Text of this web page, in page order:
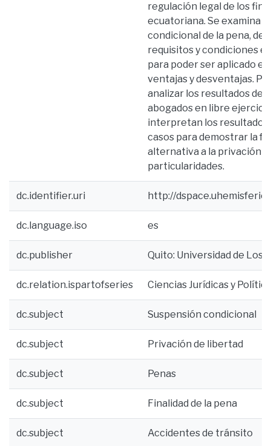
regulación legal de los
ecuatoriana. Se examina
condicional de la pena,
requisitos y condiciones
para poder ser aplicado
ventajas y desventajas.
analizar los resultados de
abogados en libre
interpretan los resultados
casos para demostrar la
alternativa a la privación
particularidades.
dc.identifier.uri http://
dc.language.iso es
dc.publisher Quito: Universidad de Los
dc.relation.ispartofseries Ciencias Jurídicas y
dc.subject Suspensión condicional
dc.subject Privación de libertad
dc.subject Penas
dc.subject Finalidad de la pena
dc.subject Accidentes de tránsito